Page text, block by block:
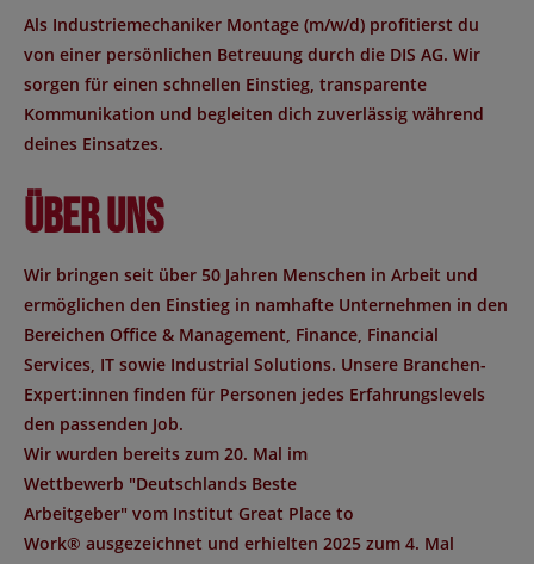
Als Industriemechaniker Montage (m/w/d) profitierst du
von einer persönlichen Betreuung durch die DIS AG. Wir
sorgen für einen schnellen Einstieg, transparente
Kommunikation und begleiten dich zuverlässig während
deines Einsatzes.
Über uns
Wir bringen seit über 50 Jahren Menschen in Arbeit und
ermöglichen den Einstieg in namhafte Unternehmen in den
Bereichen Office & Management, Finance, Financial
Services, IT sowie Industrial Solutions. Unsere Branchen-
Expert:innen finden für Personen jedes Erfahrungslevels
den passenden Job.
Wir wurden bereits zum 20. Mal im
Wettbewerb "Deutschlands Beste
Arbeitgeber" vom Institut Great Place to
Work® ausgezeichnet und erhielten 2025 zum 4. Mal